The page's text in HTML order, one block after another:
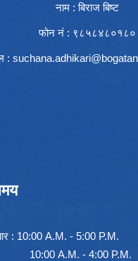
नाम : बिराज बिष्ट
फोन नं : ९८५८४८०१८०
:
: 10:00 A.M. - 5:00 P.M.
A.M. - 4:00 P.M.